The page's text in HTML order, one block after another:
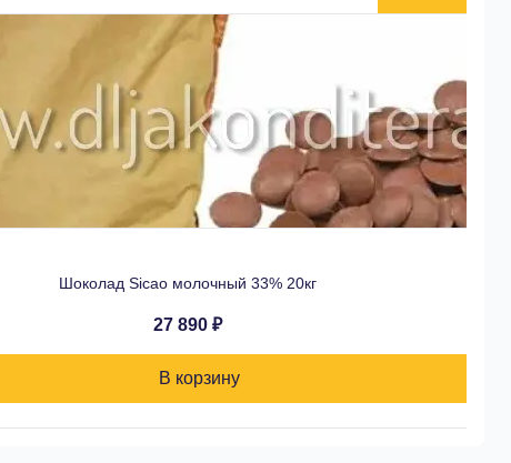
Шоколад Sicao молочный 33% 20кг
27 890 ₽
В корзину